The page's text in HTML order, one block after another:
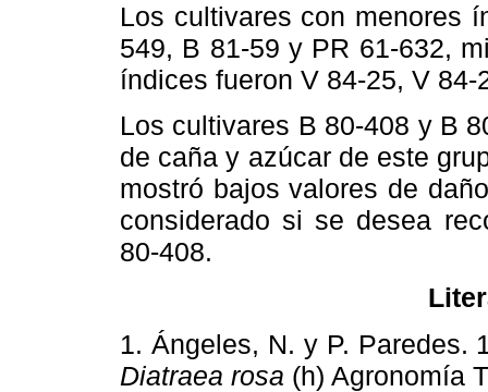
Los cultivares con menores
549, B 81-59 y PR 61-632,
índices fueron V 84-25, V 84-
Los cultivares B 80-408 y B
de caña y azúcar de este
mostró bajos valores de
considerado si se desea
80-408.
1. Ángeles, N. y P. Paredes.
Diatraea rosa (h)